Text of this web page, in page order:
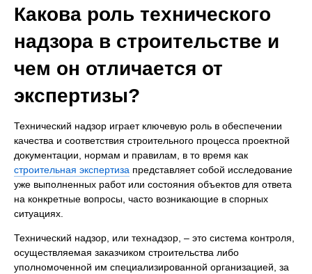
Какова роль технического
надзора в строительстве и
чем он отличается от
экспертизы?
Технический надзор играет ключевую роль в обеспечении
качества и соответствия строительного процесса проектной
документации, нормам и правилам, в то время как
строительная экспертиза представляет собой исследование
уже выполненных работ или состояния объектов для ответа
на конкретные вопросы, часто возникающие в спорных
ситуациях.
Технический надзор, или технадзор, – это система контроля,
осуществляемая заказчиком строительства либо
уполномоченной им специализированной организацией, за